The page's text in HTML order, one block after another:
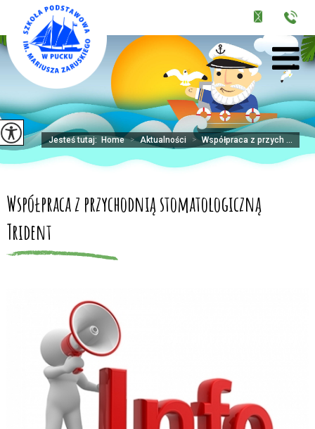
Jesteś tutaj: Home > Aktualności > Współpraca z przych ...
Współpraca z przychodnią stomatologiczną
Trident